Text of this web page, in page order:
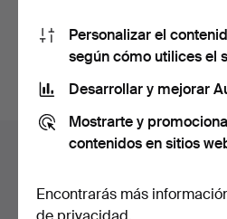
106 USD
Archivo de subastas
Estás buscando en el archivo
Personalizar el
según cómo utilices el
Desarrollar y mejorar
Mostrarte y
contenidos en sitios
Encontrarás más